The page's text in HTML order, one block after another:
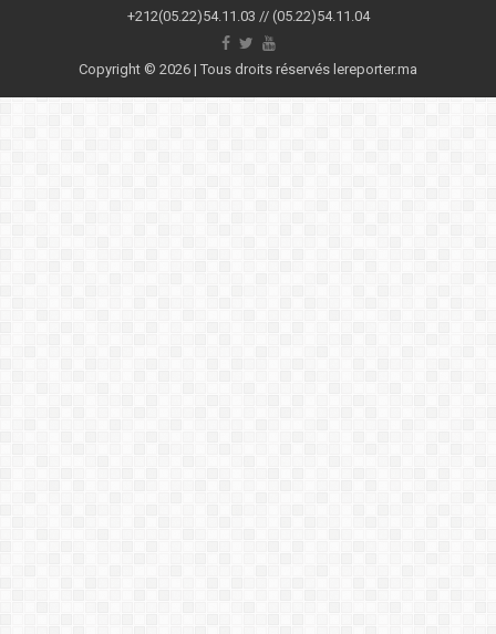
+212(05.22)54.11.03 // (05.22)54.11.04
Copyright © 2026 | Tous droits réservés lereporter.ma